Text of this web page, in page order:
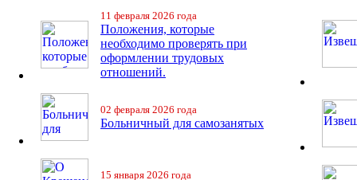
11 февраля 2026 года
Положения, которые
необходимо проверять при
оформлении трудовых
отношений.
02 февраля 2026 года
Больничный для самозанятых
15 января 2026 года